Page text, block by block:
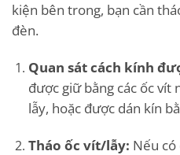
kiện bên trong, bạn cần
đèn.
Quan sát cách kính
được giữ bằng các ốc vít
lẫy, hoặc được dán kín
Tháo ốc vít/lẫy: Nếu có